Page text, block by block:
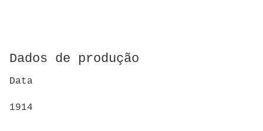
Dados de produção
Data
1914